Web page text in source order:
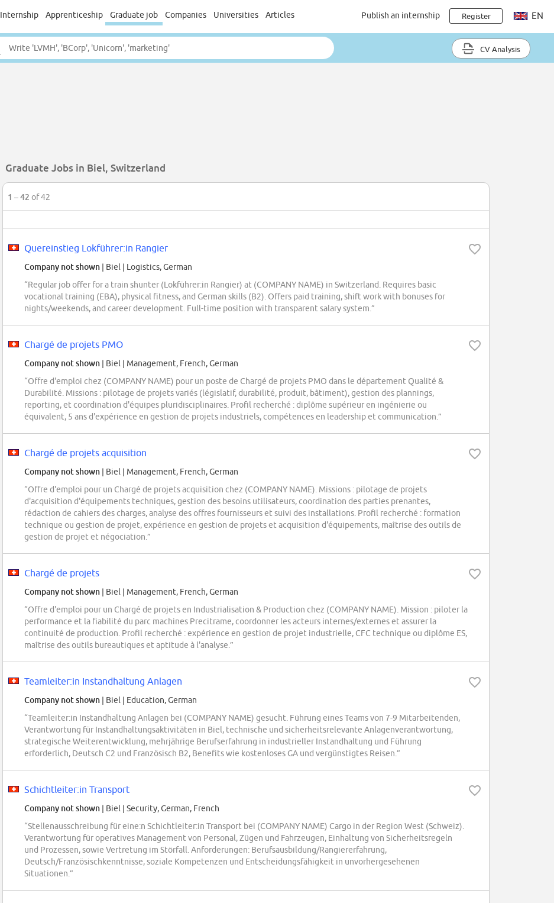
Internship Apprenticeship Graduate job Companies Universities Articles Publish an internship Register EN
CV Analysis
Graduate Jobs in Biel, Switzerland
1 – 42 of 42
Quereinstieg Lokführer:in Rangier
Company not shown | Biel | Logistics, German
“Regular job offer for a train shunter (Lokführer:in Rangier) at (COMPANY NAME) in Switzerland. Requires basic
vocational training (EBA), physical fitness, and German skills (B2). Offers paid training, shift work with bonuses for
nights/weekends, and career development. Full-time position with transparent salary system.”
Chargé de projets PMO
Company not shown | Biel | Management, French, German
“Offre d'emploi chez (COMPANY NAME) pour un poste de Chargé de projets PMO dans le département Qualité &
Durabilité. Missions : pilotage de projets variés (législatif, durabilité, produit, bâtiment), gestion des plannings,
reporting, et coordination d'équipes pluridisciplinaires. Profil recherché : diplôme supérieur en ingénierie ou
équivalent, 5 ans d'expérience en gestion de projets industriels, compétences en leadership et communication.”
Chargé de projets acquisition
Company not shown | Biel | Management, French, German
“Offre d'emploi pour un Chargé de projets acquisition chez (COMPANY NAME). Missions : pilotage de projets
d'acquisition d'équipements techniques, gestion des besoins utilisateurs, coordination des parties prenantes,
rédaction de cahiers des charges, analyse des offres fournisseurs et suivi des installations. Profil recherché : formation
technique ou gestion de projet, expérience en gestion de projets et acquisition d'équipements, maîtrise des outils de
gestion de projet et négociation.”
Chargé de projets
Company not shown | Biel | Management, French, German
“Offre d'emploi pour un Chargé de projets en Industrialisation & Production chez (COMPANY NAME). Mission : piloter la
performance et la fiabilité du parc machines Precitrame, coordonner les acteurs internes/externes et assurer la
continuité de production. Profil recherché : expérience en gestion de projet industrielle, CFC technique ou diplôme ES,
maîtrise des outils bureautiques et aptitude à l'analyse.”
Teamleiter:in Instandhaltung Anlagen
Company not shown | Biel | Education, German
“Teamleiter:in Instandhaltung Anlagen bei (COMPANY NAME) gesucht. Führung eines Teams von 7-9 Mitarbeitenden,
Verantwortung für Instandhaltungsaktivitäten in Biel, technische und sicherheitsrelevante Anlagenverantwortung,
strategische Weiterentwicklung, mehrjährige Berufserfahrung in industrieller Instandhaltung und Führung
erforderlich, Deutsch C2 und Französisch B2, Benefits wie kostenloses GA und vergünstigtes Reisen.”
Schichtleiter:in Transport
Company not shown | Biel | Security, German, French
“Stellenausschreibung für eine:n Schichtleiter:in Transport bei (COMPANY NAME) Cargo in der Region West (Schweiz).
Verantwortung für operatives Management von Personal, Zügen und Fahrzeugen, Einhaltung von Sicherheitsregeln
und Prozessen, sowie Vertretung im Störfall. Anforderungen: Berufsausbildung/Rangiererfahrung,
Deutsch/Französischkenntnisse, soziale Kompetenzen und Entscheidungsfähigkeit in unvorhergesehenen
Situationen.”